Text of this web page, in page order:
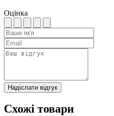
Оцінка
Надіслати відгук
Схожі товари